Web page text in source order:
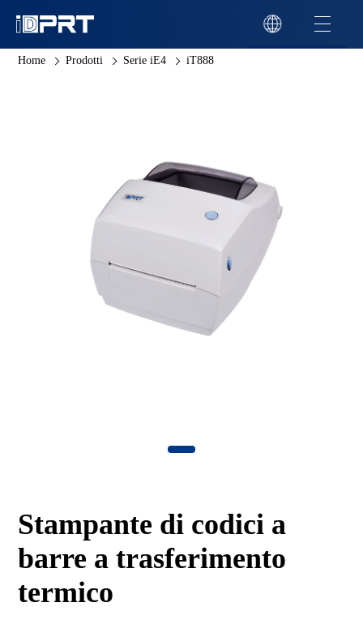
Home Prodotti Serie iE4 iT888
Stampante di codici a
barre a trasferimento
termico